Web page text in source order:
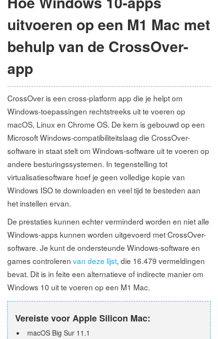
uitvoeren op een M1 Mac met
behulp van de CrossOver-
app
CrossOver is een cross-platform app die je helpt om
Windows-toepassingen rechtstreeks uit te voeren op
macOS, Linux en Chrome OS. De kern is gebouwd op een
Microsoft Windows-compatibiliteitslaag die CrossOver-
software in staat stelt om Windows-software uit te voeren op
andere besturingssystemen. In tegenstelling tot
virtualisatiesoftware hoef je geen volledige kopie van
Windows ISO te downloaden en veel tijd te besteden aan
het instellen ervan.
De prestaties kunnen echter verminderd worden en niet alle
Windows-apps kunnen worden uitgevoerd met CrossOver-
software. Je kunt de ondersteunde Windows-software en
games controleren van deze lijst, die 16.479 vermeldingen
bevat. Dit is in feite een alternatieve of indirecte manier om
Windows 10 uit te voeren op een M1 Mac.
Vereiste voor Apple Silicon Mac:
macOS Big Sur 11.1